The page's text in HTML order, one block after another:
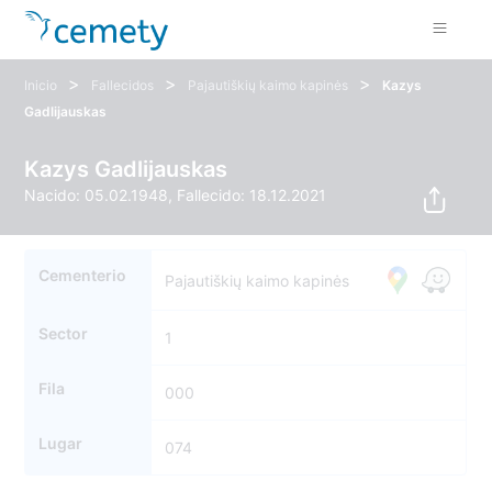
Inicio > Fallecidos > Pajautiškių kaimo kapinės >
Kazys
Gadlijauskas
Kazys Gadlijauskas
Nacido: 05.02.1948, Fallecido: 18.12.2021
Cementerio Pajautiškių kaimo kapinės
Sector 1
Fila 000
Lugar 074